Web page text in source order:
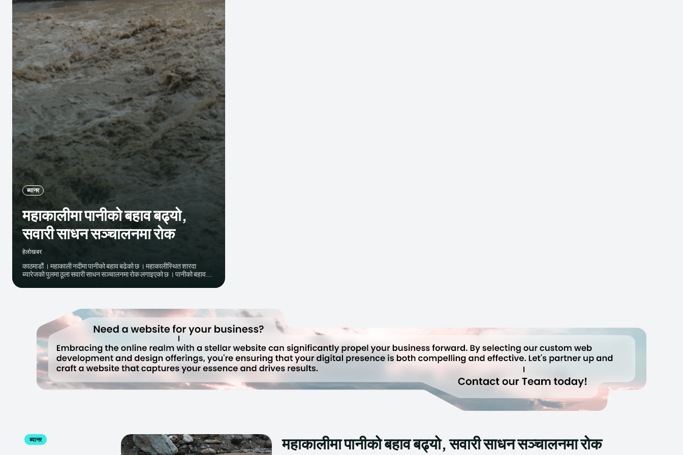
ब्यानर
महाकालीमा पानीको बहाव बढ्यो,
सवारी साधन सञ्चालनमा रोक
हेलाेखबर
काठमाडौं । महाकाली नदीमा पानीको बहाव बढेको छ । महाकालीस्थित शारदा
ब्यारेजको पुलमा ठूला सवारी साधन सञ्चालनमा रोक लगाइएको छ । पानीको बहाव...
ब्यानर महाकालीमा पानीको बहाव बढ्यो, सवारी साधन सञ्चालनमा रोक